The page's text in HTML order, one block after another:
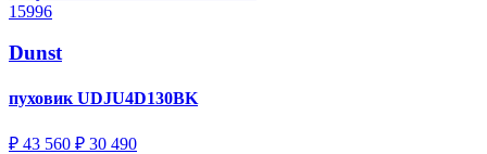
15996
Dunst
пуховик UDJU4D130BK
₽ 43 560 ₽ 30 490